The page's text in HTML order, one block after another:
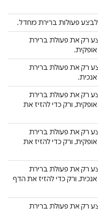
פעולות ברירת מחדל.
רק את פעולת ברירת
רק את פעולת ברירת
רק את פעולת ברירת
ורק כדי להזיז את
רק את פעולת ברירת
ורק כדי להזיז את
רק את פעולת ברירת
ורק כדי להזיז את הדף
רק את פעולת ברירת